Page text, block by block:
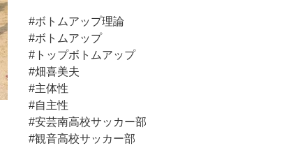
#ボトムアップ理論
#ボトムアップ
#トップボトムアップ
#畑喜美夫
#主体性
#自主性
#安芸南高校サッカー部
#観音高校サッカー部